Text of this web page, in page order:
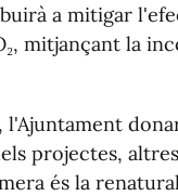
a mitigar
mitjançant la
projectes,
és la